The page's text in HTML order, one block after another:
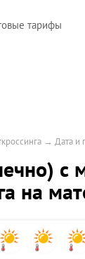
тарифы
→ Дата и
с
на